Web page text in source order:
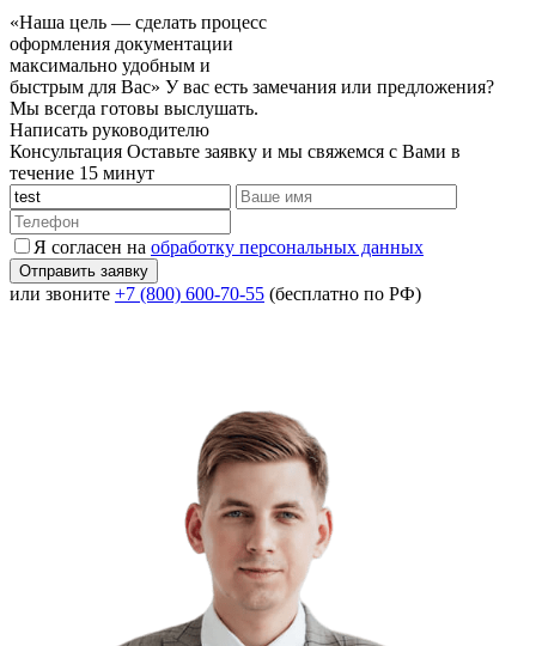
«Наша цель — сделать процесс
оформления документации
максимально удобным и
быстрым для Вас» У вас есть замечания или предложения?
Мы всегда готовы выслушать.
Написать руководителю
Консультация Оставьте заявку и мы свяжемся с Вами в
течение 15 минут
Я согласен на обработку персональных данных
или звоните +7 (800) 600-70-55 (бесплатно по РФ)